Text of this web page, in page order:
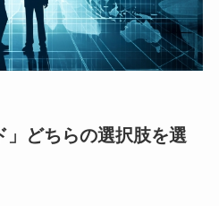
どちらの選択肢を選